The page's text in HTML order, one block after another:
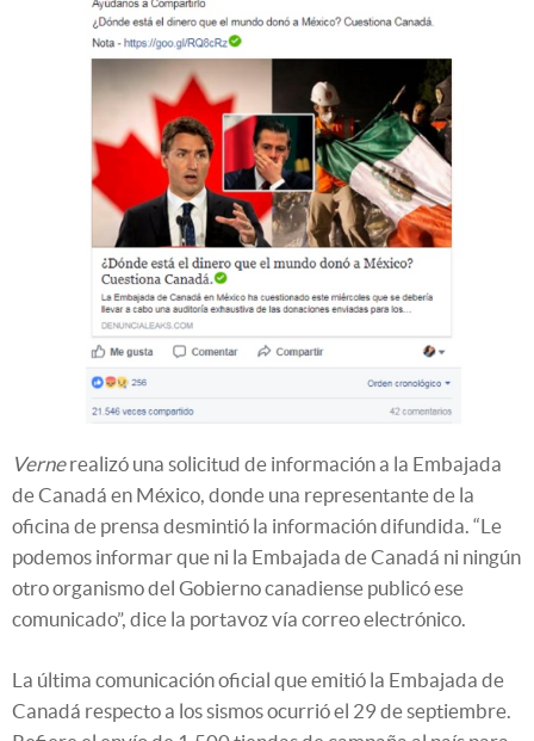
Vernerealizó una solicitud de información a la Embajada
de Canadá en México, donde una representante de la
oficina de prensa desmintió la información difundida. “Le
podemos informar que ni la Embajada de Canadá ni ningún
otro organismo del Gobierno canadiense publicó ese
comunicado”, dice la portavoz vía correo electrónico.
La última comunicación oficial que emitió la Embajada de
Canadá respecto a los sismos ocurrió el 29 de septiembre.